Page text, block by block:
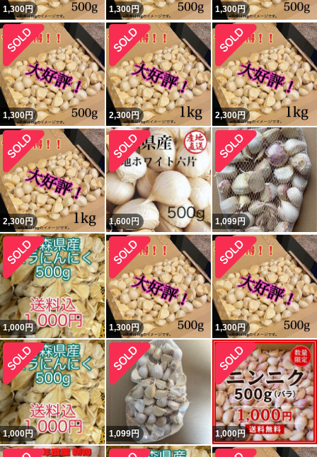
1,300円 1,300円 1,300円
1,300円 2,300円 2,300円
2,300円 1,600円 1,099円
1,000円 1,300円 1,300円
1,000円 1,099円 1,000円